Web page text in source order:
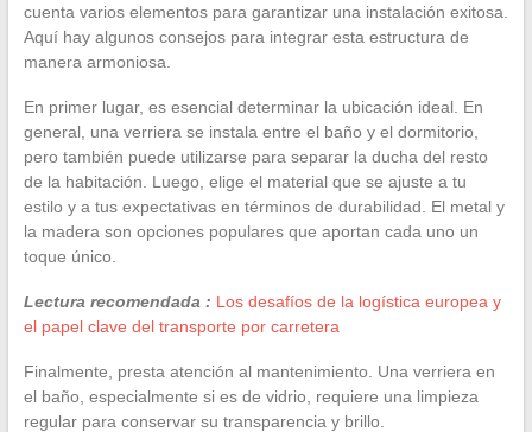
cuenta varios elementos para garantizar una instalación exitosa.
Aquí hay algunos consejos para integrar esta estructura de
manera armoniosa.
En primer lugar, es esencial determinar la ubicación ideal. En
general, una verriera se instala entre el baño y el dormitorio,
pero también puede utilizarse para separar la ducha del resto
de la habitación. Luego, elige el material que se ajuste a tu
estilo y a tus expectativas en términos de durabilidad. El metal y
la madera son opciones populares que aportan cada uno un
toque único.
Lectura recomendada : Los desafíos de la logística europea y
el papel clave del transporte por carretera
Finalmente, presta atención al mantenimiento. Una verriera en
el baño, especialmente si es de vidrio, requiere una limpieza
regular para conservar su transparencia y brillo.